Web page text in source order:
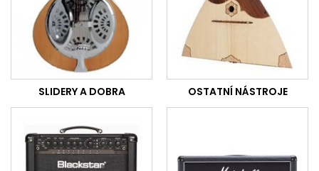
SLIDERY A DOBRA OSTATNÍ NÁSTROJE